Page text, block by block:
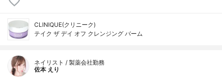
CLINIQUE(クリニーク)
テイク ザ デイ オフ クレンジング バーム
ネイリスト / 製薬会社勤務
佐本 えり